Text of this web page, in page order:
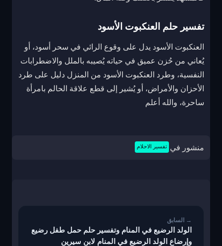
تفسير حلم العنكبوت الأسود
العنكبوت الأسود يدل على وقوع الرائي في سحر أسود، أو
يُعاني من حُزن عميق في حياته يُصيبه بالملل والاضطرابات
النفسية، وطرد العنكبوت الأسود من المنزل دليل على طرد
الأحزان والأمراض، أو يُشير إلى قطع علاقة الحالم بامرأة
ساحرة، والله أعلم
منشور في تفسير الاحلام
الولد الرضيع في المنام وتفسير حلم حمل طفل رضيع
وإرضاع الولد الرضيع في المنام لابن سيرين